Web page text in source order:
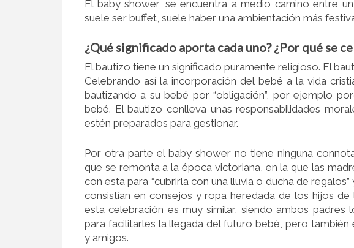
El baby shower, se encuentra a medio camino entre
suele ser buffet, suele haber una ambientación más
¿Qué significado aporta cada uno? ¿Por qué se
El bautizo tiene un significado puramente religioso. El
Celebrando así la incorporación del bebé a la vida
bautizando a su bebé por “obligación”, por ejemplo
bebé. El bautizo conlleva unas responsabilidades
estén preparados para gestionar.
Por otra parte el baby shower no tiene ninguna
que se remonta a la época victoriana, en la que las
con esta para “cubrirla con una lluvia o ducha de
consistían en consejos y ropa heredada de los hijos
esta celebración es muy similar, siendo ambos
para facilitarles la llegada del futuro bebé, pero también
y amigos.